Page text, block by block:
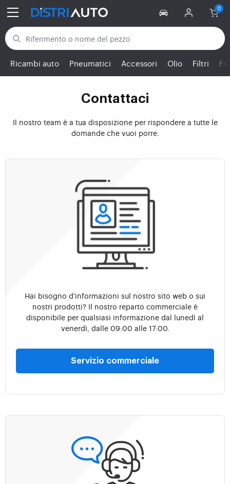
Torna alle categorie
Ricambi auto Pneumatici Accessori Olio Filtri
Contattaci
Il nostro team è a tua disposizione per rispondere a tutte le
domande che vuoi porre.
Hai bisogno d'informazioni sul nostro sito web o sui
nostri prodotti? Il nostro reparto commerciale è
disponibile per qualsiasi informazione dal lunedì al
venerdì, dalle 09:00 alle 17:00.
Servizio commerciale